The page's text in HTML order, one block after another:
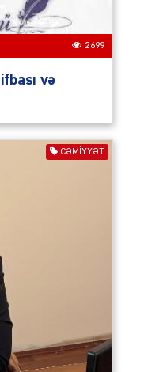
2699
və
CƏMIYYƏT